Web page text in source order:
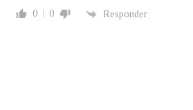
0 0 Responder